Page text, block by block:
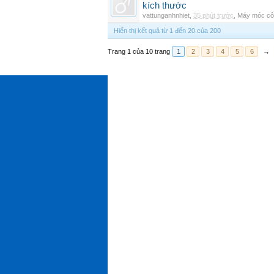
kích thước
vattunganhnhiet 35 phút trước Máy móc
Hiển thị kết quả từ 1 đến 20 của 200
Trang 1 của 10 trang 1 2 3 4 5 6 →